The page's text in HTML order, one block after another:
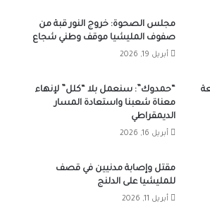
مجلس الصحوة: خروج النور قبة من
صفوف المليشيا موقف وطني شجاع
أبريل 19, 2026
“حمدوك”: سنعمل بلا “كلل” لإنهاء
معناة شعبنا واستعادة المسار
الديمقراطي
أبريل 16, 2026
مقتل وإصابة مدنيين في قصف
للمليشيا على الدلنج
أبريل 11, 2026